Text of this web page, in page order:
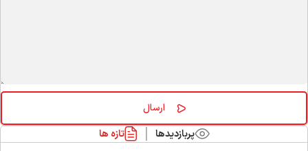
پربازدیدها تازه ها